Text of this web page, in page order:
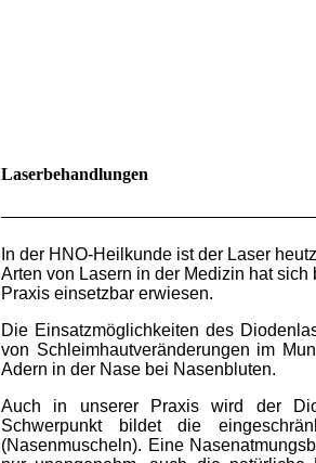
Laserbehandlungen
In der HNO-Heilkunde ist der Laser
Arten von Lasern in der Medizin hat
Praxis einsetzbar erwiesen.
Die Einsatzmöglichkeiten des
von Schleimhautveränderungen im
Adern in der Nase bei Nasenbluten.
Auch in unserer Praxis wird der
Schwerpunkt bildet die
(Nasenmuscheln). Eine